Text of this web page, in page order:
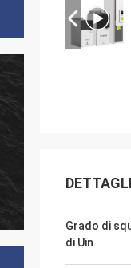
con una
nostro
Siamo
DETTAGLI
Grado di
di Uin